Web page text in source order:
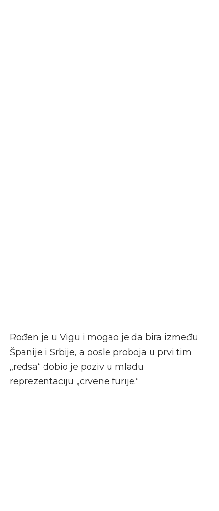
Rođen je u Vigu i mogao je da bira između
Španije i Srbije, a posle proboja u prvi tim
„redsa“ dobio je poziv u mladu
reprezentaciju „crvene furije.“